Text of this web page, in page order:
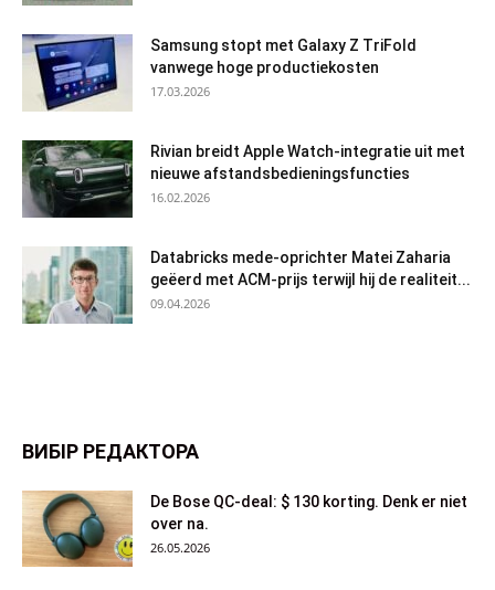
Samsung stopt met Galaxy Z TriFold
vanwege hoge productiekosten
17.03.2026
Rivian breidt Apple Watch-integratie uit met
nieuwe afstandsbedieningsfuncties
16.02.2026
Databricks mede-oprichter Matei Zaharia
geëerd met ACM-prijs terwijl hij de realiteit...
09.04.2026
ВИБІР РЕДАКТОРА
De Bose QC-deal: $ 130 korting. Denk er niet
over na.
26.05.2026